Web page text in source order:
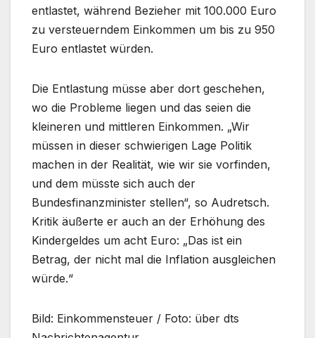
entlastet, während Bezieher mit 100.000 Euro
zu versteuerndem Einkommen um bis zu 950
Euro entlastet würden.
Die Entlastung müsse aber dort geschehen,
wo die Probleme liegen und das seien die
kleineren und mittleren Einkommen. „Wir
müssen in dieser schwierigen Lage Politik
machen in der Realität, wie wir sie vorfinden,
und dem müsste sich auch der
Bundesfinanzminister stellen“, so Audretsch.
Kritik äußerte er auch an der Erhöhung des
Kindergeldes um acht Euro: „Das ist ein
Betrag, der nicht mal die Inflation ausgleichen
würde.“
Bild: Einkommensteuer / Foto: über dts